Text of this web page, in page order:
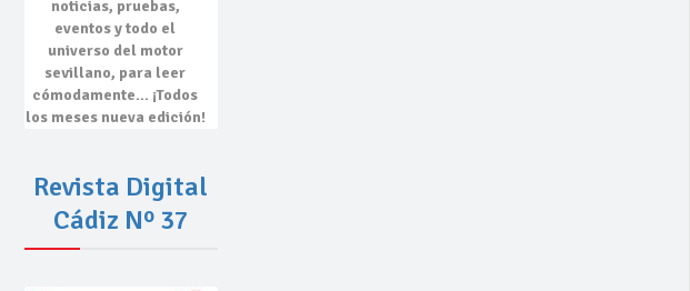
noticias, pruebas,
eventosy todo el
universo del motor
sevillano, para leer
cómodamente… ¡Todos
los meses nueva edición!
Revista Digital
Cádiz Nº 37